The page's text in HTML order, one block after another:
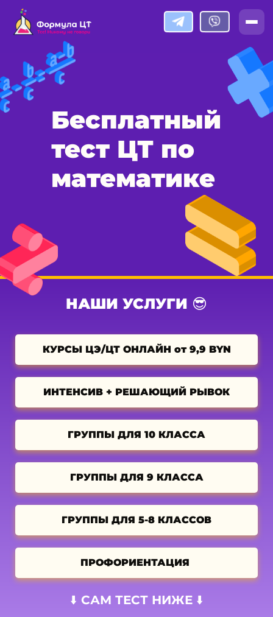
Бесплатный
тест ЦТ по
математике
НАШИ УСЛУГИ 😎
КУРСЫ ЦЭ/ЦТ ОНЛАЙН от 9,9 BYN
ИНТЕНСИВ + РЕШАЮЩИЙ РЫВОК
ГРУППЫ ДЛЯ 10 КЛАССА
ГРУППЫ ДЛЯ 9 КЛАССА
ГРУППЫ ДЛЯ 5-8 КЛАССОВ
ПРОФОРИЕНТАЦИЯ
⬇️ САМ ТЕСТ НИЖЕ ⬇️